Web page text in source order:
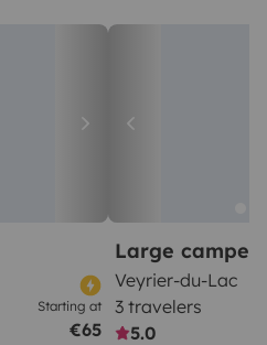
Starting at
€65
Large
Veyrier-du-Lac
3 travelers
5.0